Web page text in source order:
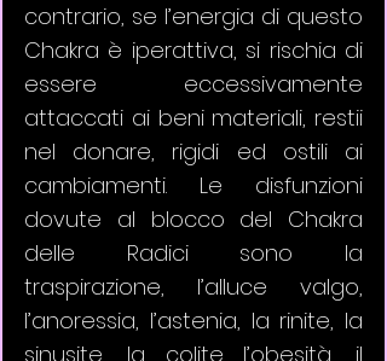
contrario, se l’energia di questo
Chakra è iperattiva, si rischia di
essere eccessivamente
attaccati ai beni materiali, restii
nel donare, rigidi ed ostili ai
cambiamenti. Le disfunzioni
dovute al blocco del Chakra
delle Radici sono la
traspirazione, l’alluce valgo,
l’anoressia, l’astenia, la rinite, la
sinusite, la colite l’obesità, il